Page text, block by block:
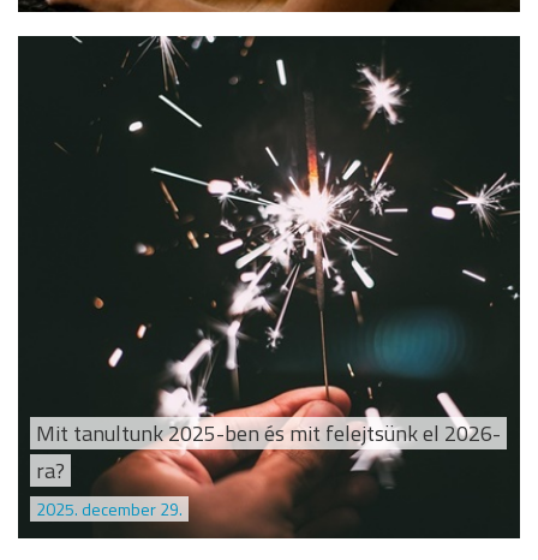
Mit tanultunk 2025-ben és mit felejtsünk el 2026-
ra?
2025. december 29.